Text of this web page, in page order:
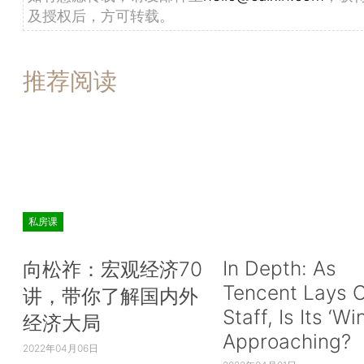
及授权后，方可转载。
推荐阅读
私房课
向松祚：宏观经济70
讲，带你了解国内外
经济大局
2022年04月06日
In Depth: As
Tencent Lays
Staff, Is Its
Approaching?